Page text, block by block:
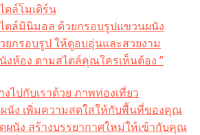
ตล์โมเดิร์น
ตล์มินิมอล ด้วยกรอบรูปแขวนผนัง
ยกรอบรูป ให้ดูอบอุ่นและสวยงาม
งห้อง ตามสไตล์คุณใครเห็นต้อง ”
ไปกับเราด้วย ภาพท่องเที่ยว
นัง เพิ่มความสดใสให้กับพื้นที่ของคุณ
ผนัง สร้างบรรยากาศใหม่ให้เข้ากับคุณ